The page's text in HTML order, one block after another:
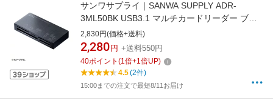
サンワサプライ｜SANWA SUPPLY ADR-
3ML50BK USB3.1 マルチカードリーダー ブラ
ック
2,830円(価格+送料)
2,280 円 +送料550円
40ポイント (1倍+1倍UP)
4.5(2件)
15:00までの注文で最短8/11お届け